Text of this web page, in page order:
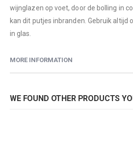
wijnglazen op voet, door de bolling in
kan dit putjes inbranden. Gebruik altijd
in glas.
MORE INFORMATION
WE FOUND OTHER PRODUCTS